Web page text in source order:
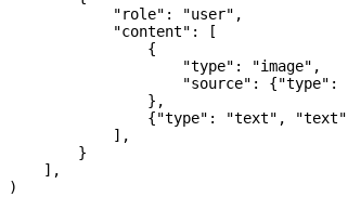
            "role"
: "user" ,
            "content"
: [
                {
                    "type"
: "image" ,
                    "source"
: {"type" :
                },
                {
"type" : "text" , "text"
            ],
        }
    ],
)